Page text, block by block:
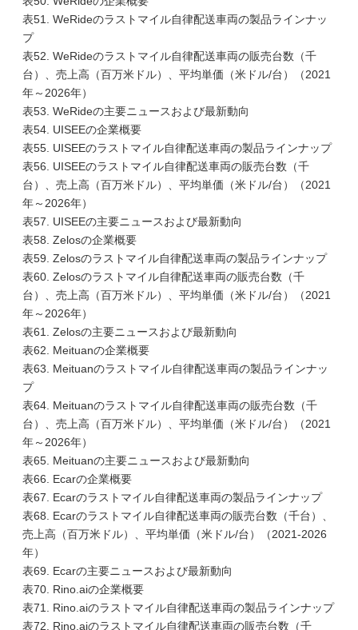
表51. WeRideのラストマイル自律配送車両の製品ラインナッ
プ
表52. WeRideのラストマイル自律配送車両の販売台数（千
台）、売上高（百万米ドル）、平均単価（米ドル/台）（2021
年～2026年）
表53. WeRideの主要ニュースおよび最新動向
表54. UISEEの企業概要
表55. UISEEのラストマイル自律配送車両の製品ラインナップ
表56. UISEEのラストマイル自律配送車両の販売台数（千
台）、売上高（百万米ドル）、平均単価（米ドル/台）（2021
年～2026年）
表57. UISEEの主要ニュースおよび最新動向
表58. Zelosの企業概要
表59. Zelosのラストマイル自律配送車両の製品ラインナップ
表60. Zelosのラストマイル自律配送車両の販売台数（千
台）、売上高（百万米ドル）、平均単価（米ドル/台）（2021
年～2026年）
表61. Zelosの主要ニュースおよび最新動向
表62. Meituanの企業概要
表63. Meituanのラストマイル自律配送車両の製品ラインナッ
プ
表64. Meituanのラストマイル自律配送車両の販売台数（千
台）、売上高（百万米ドル）、平均単価（米ドル/台）（2021
年～2026年）
表65. Meituanの主要ニュースおよび最新動向
表66. Ecarの企業概要
表67. Ecarのラストマイル自律配送車両の製品ラインナップ
表68. Ecarのラストマイル自律配送車両の販売台数（千台）、
売上高（百万米ドル）、平均単価（米ドル/台）（2021-2026
年）
表69. Ecarの主要ニュースおよび最新動向
表70. Rino.aiの企業概要
表71. Rino.aiのラストマイル自律配送車両の製品ラインナップ
表72. Rino.aiのラストマイル自律配送車両の販売台数（千